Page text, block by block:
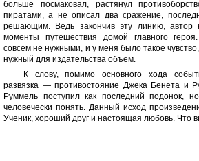
больше посмаковал, растянул
пиратами, а не описал два сражение,
решающим. Ведь закончив эту линию, автор
моменты путешествия домой главного
совсем не нужными, и у меня было такое
нужный для издательства объем.
К слову, помимо основного хода
развязка — противостояние Джека Бенета и
Руммель поступил как последний подонок,
человечески понять. Данный исход
Ученик, хороший друг и настоящая любовь. Что